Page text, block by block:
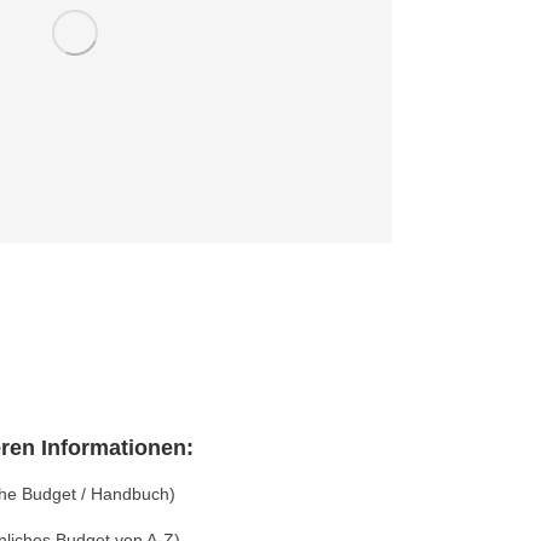
Informationen:
Budget / Handbuch)